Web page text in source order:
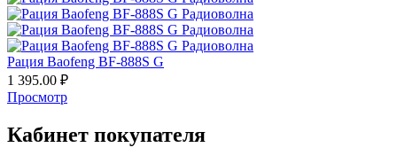
Рация Baofeng BF-888S G
1 395.00 ₽
Просмотр
Кабинет покупателя